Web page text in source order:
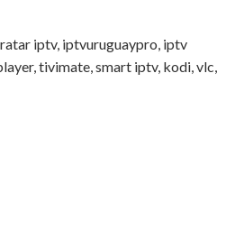
iptv, iptvuruguaypro, iptv
tivimate, smart iptv, kodi, vlc,